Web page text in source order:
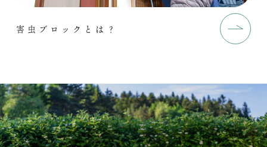
害虫ブロックとは？